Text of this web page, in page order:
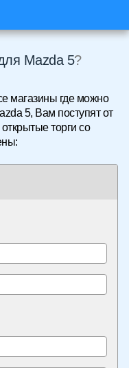
Mazda 5?
магазины где можно
5, Вам поступят от
торги со